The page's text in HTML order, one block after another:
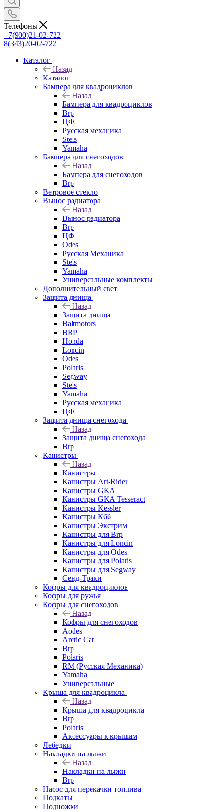
Телефоны
+7(900)21-02-722
8(343)20-02-722
Каталог
Назад
Каталог
Бампера для квадроциклов
Назад
Бампера для квадроциклов
Brp
ЦФ
Русская механика
Stels
Yamaha
Бампера для снегоходов
Назад
Бампера для снегоходов
Brp
Ветровое стекло
Вынос радиатора
Назад
Вынос радиатора
Brp
ЦФ
Odes
Русская Механика
Stels
Yamaha
Универсальные комплекты
Дополнительный свет
Защита днища
Назад
Защита днища
Baltmotors
BRP
Honda
Loncin
Odes
Polaris
Segway
Stels
Yamaha
Русская механика
ЦФ
Защита днища снегохода
Назад
Защита днища снегохода
Brp
Канистры
Назад
Канистры
Канистры Art-Rider
Канистры GKA
Канистры GKA Tesseract
Канистры Kessler
Канистры К66
Канистры Экстрим
Канистры для Brp
Канистры для Loncin
Канистры для Odes
Канистры для Polaris
Канистры для Segway
Сенд-Траки
Кофры для квадроциклов
Кофры для ружья
Кофры для снегоходов
Назад
Кофры для снегоходов
Aodes
Arctic Cat
Brp
Polaris
RM (Русская Механика)
Yamaha
Универсальные
Крыша для квадроцикла
Назад
Крыша для квадроцикла
Brp
Polaris
Аксессуары к крышам
Лебедки
Накладки на лыжи
Назад
Накладки на лыжи
Brp
Насос для перекачки топлива
Подкаты
Подножки